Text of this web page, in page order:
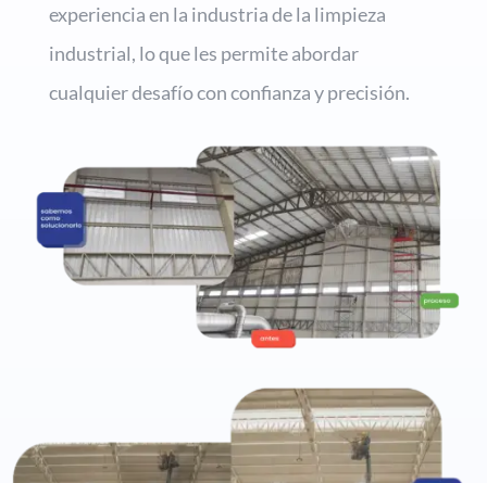
experiencia en la industria de la limpieza
industrial, lo que les permite abordar
cualquier desafío con confianza y precisión.